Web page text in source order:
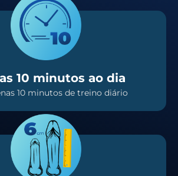
10 minutos ao dia
10 minutos de treino diário